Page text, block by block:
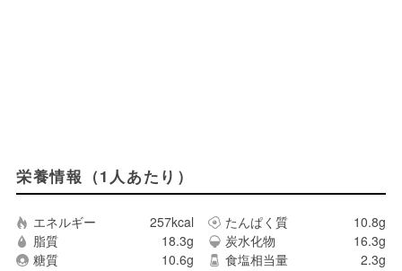
栄養情報（1人あたり）
エネルギー 257kcal たんぱく質
10.8g
脂質
18.3g 炭水化物
16.3g
糖質
10.6g 食塩相当量 2.3g